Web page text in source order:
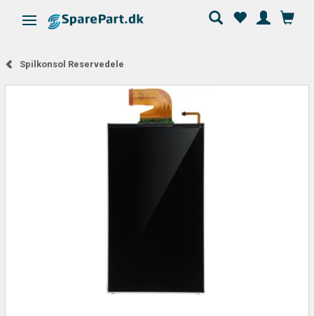
Skifte navigation
Spilkonsol Reservedele